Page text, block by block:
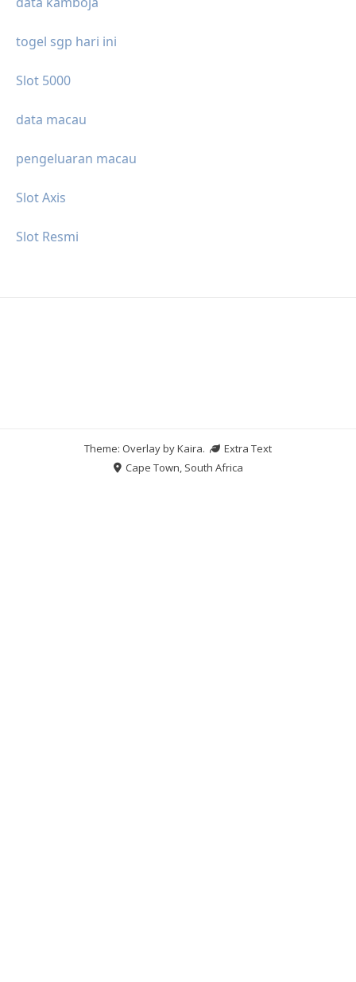
togel sgp hari ini
Slot 5000
data macau
pengeluaran macau
Slot Axis
Slot Resmi
Theme: Overlay byKaira.
Extra Text
Cape Town, South Africa